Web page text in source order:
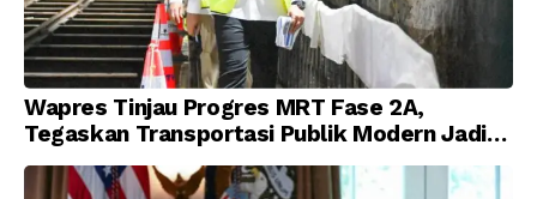
Wapres Tinjau Progres MRT Fase 2A,
Tegaskan Transportasi Publik Modern Jadi
Prioritas Nasional